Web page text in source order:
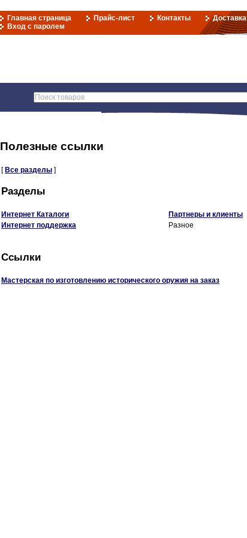
Главная страница Прайс-лист Контакты Доставка
Вход с паролем
Полезные ссылки
[ Все разделы ]
Разделы
Интернет Каталоги
Интернет поддержка
Партнеры и клиенты
Разное
Ссылки
Мастерская по изготовлению исторического оружия на заказ